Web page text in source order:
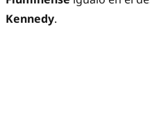
Kennedy.